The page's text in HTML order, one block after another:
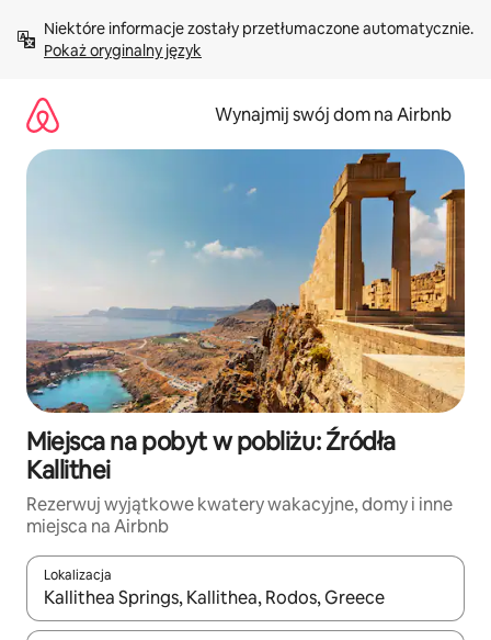
treści Pokaż oryginalny język
Wynajmij swój dom na Airbnb
Miejsca na pobyt w pobliżu: Źródła
Kallithei
Rezerwuj wyjątkowe kwatery wakacyjne, domy i inne
miejsca na Airbnb
Lokalizacja
Gdy wyniki będą dostępne, możesz poruszać się po nich za